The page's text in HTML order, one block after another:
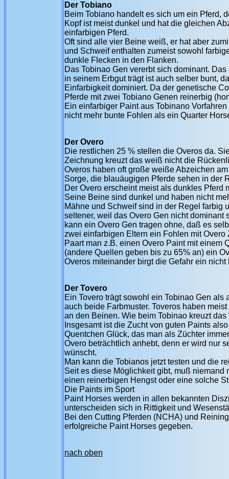
Der Tobiano
Beim Tobiano handelt es sich um ein Pferd,
Kopf ist meist dunkel und hat die gleichen
einfarbigen Pferd.
Oft sind alle vier Beine weiß, er hat aber
und Schweif enthalten zumeist sowohl
dunkle Flecken in den Flanken.
Das Tobinao Gen vererbt sich dominant.
in seinem Erbgut trägt ist auch selber bunt,
Einfarbigkeit dominiert. Da der genetische
Pferde mit zwei Tobiano Genen reinerbig
Ein einfarbiger Paint aus Tobinano
nicht mehr bunte Fohlen als ein Quarter
Der Overo
Die restlichen 25 % stellen die Overos da.
Zeichnung kreuzt das weiß nicht die
Overos haben oft große weiße Abzeichen
Sorge, die blauäugigen Pferde sehen in der
Der Overo erscheint meist als dunkles
Seine Beine sind dunkel und haben nicht
Mähne und Schweif sind in der Regel
seltener, weil das Overo Gen nicht
kann ein Overo Gen tragen ohne, daß es
zwei einfarbigen Eltern ein Fohlen mit
Paart man z.B. einen Overo Paint mit einem
(andere Quellen geben bis zu 65% an) ein
Overos miteinander birgt die Gefahr ein
Der Tovero
Ein Tovero trägt sowohl ein Tobinao Gen
auch beide Farbmuster. Toveros haben
an den Beinen. Wie beim Tobinao kreuzt
Insgesamt ist die Zucht von guten Paints
Quentchen Glück, das man als Züchter
Overo beträchtlich anhebt, denn er wird nur
wünscht.
Man kann die Tobianos jetzt testen und die
Seit es diese Möglichkeit gibt, muß
einen reinerbigen Hengst oder eine solche
Die Paints im Sport
Paint Horses werden in allen bekannten
unterscheiden sich in Rittigkeit und
Bei den Cutting Pferden (NCHA) und
erfolgreiche Paint Horses gegeben.
nach oben